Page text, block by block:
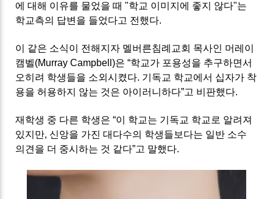
에 대해 이유를 물었을 때 "학교 이미지에 좋지 않다"는
학교측의 답변을 들었다고 전했다.
이 같은 소식이 전해지자 멜버른침례교회 목사인 머레이
캠벨(Murray Campbell)은 “학교가 포용성을 추구하면서
오히려 학생들을 소외시켰다. 기독교 학교에서 십자가 착
용을 허용하지 않는 것은 아이러니하다”고 비판했다.
재학생 중 다른 학생은 “이 학교는 기독교 학교로 알려져
있지만, 신앙을 가진 대다수의 학생들보다는 일반 소수
의견을 더 중시하는 것 같다”고 말했다.